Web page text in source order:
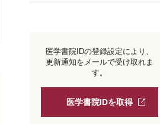
医学書院IDの登録設定により、
更新通知をメールで受け取れま
す。
医学書院IDを取得